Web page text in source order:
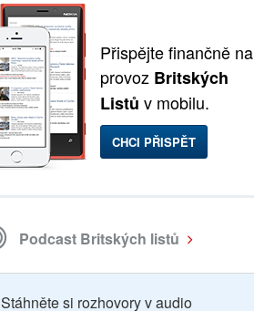
Přispějte finančně na
provoz Britských
Listů v mobilu.
CHCI PŘISPĚT
Podcast Britských listů
Stáhněte si rozhovory v audio